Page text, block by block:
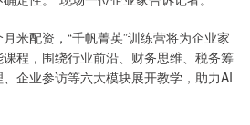
配资，“千帆菁英”训练营将为企业家
程，围绕行业前沿、财务思维、税务筹
企业参访等六大模块展开教学，助力AI